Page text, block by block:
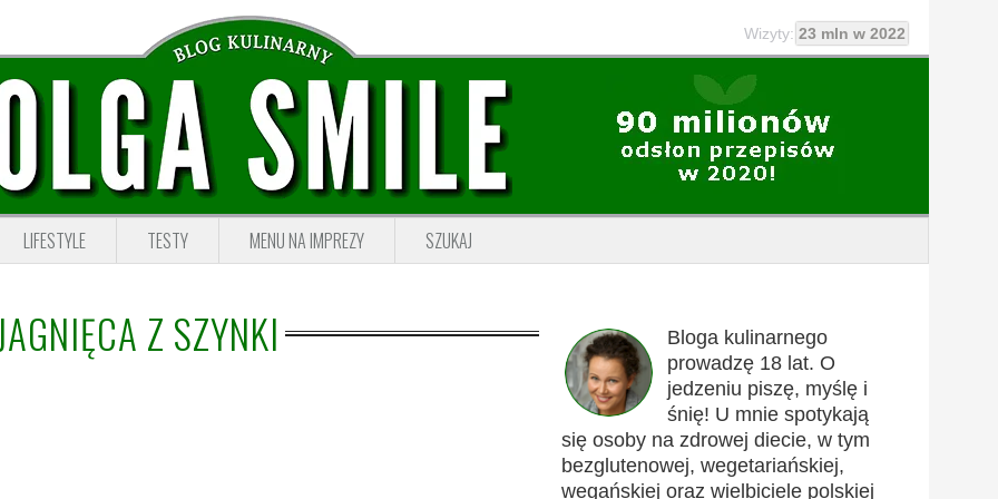
Wizyty: 23 mln w 2022
LIFESTYLE TESTY MENU NA IMPREZY SZUKAJ
Z SZYNKI
Bloga kulinarnego
prowadzę 18 lat. O
jedzeniu piszę, myślę i
śnię! U mnie spotykają
się osoby na zdrowej diecie, w tym
bezglutenowej, wegetariańskiej,
wegańskiej oraz wielbiciele polskiej